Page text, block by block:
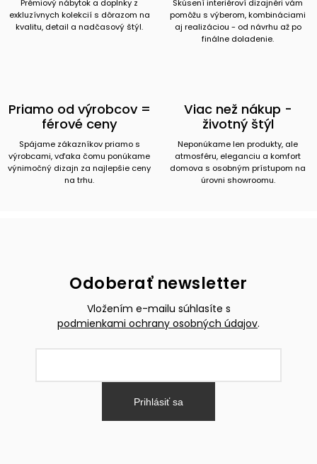
Prémiový nábytok a doplnky z
exkluzívnych kolekcií s dôrazom na
kvalitu, detail a nadčasový štýl.
Skúsení interiéroví dizajnéri vám
pomôžu s výberom, kombináciami
aj realizáciou - od návrhu až po
finálne doladenie.
Priamo od výrobcov =
férové ceny
Spájame zákazníkov priamo s
výrobcami, vďaka čomu ponúkame
výnimočný dizajn za najlepšie ceny
na trhu.
Viac než nákup -
životný štýl
Neponúkame len produkty, ale
atmosféru, eleganciu a komfort
domova s osobným prístupom na
úrovni showroomu.
Odoberať newsletter
Vložením e-mailu súhlasíte s
podmienkami ochrany osobných údajov.
Prihlásiť sa